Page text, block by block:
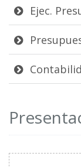
Ejec.